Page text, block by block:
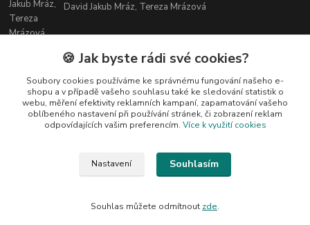
David Jakub Mráz, Tereza Mrázová
info@bylinky-maya.cz
je bez souhlasu kopírovat ani publikovat!
🍪 Jak byste rádi své cookies?
Soubory cookies používáme ke správnému fungování našeho e-
shopu a v případě vašeho souhlasu také ke sledování statistik o
webu, měření efektivity reklamních kampaní, zapamatování vašeho
oblíbeného nastavení při používání stránek, či zobrazení reklam
odpovídajících vašim preferencím. Více k využití cookies
Nastavení Souhlasím
Souhlas můžete odmítnout zde.